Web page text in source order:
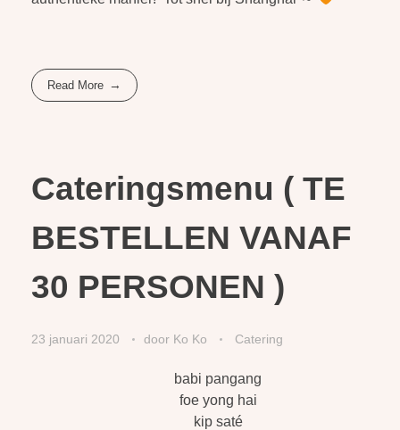
Read More
Cateringsmenu ( TE
BESTELLEN VANAF
30 PERSONEN )
23 januari 2020 door Ko Ko Catering
babi pangang
foe yong hai
kip saté